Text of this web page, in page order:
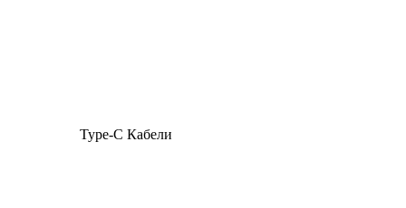
Type-C Кабели